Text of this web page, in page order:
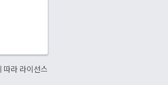
따라 라이선스